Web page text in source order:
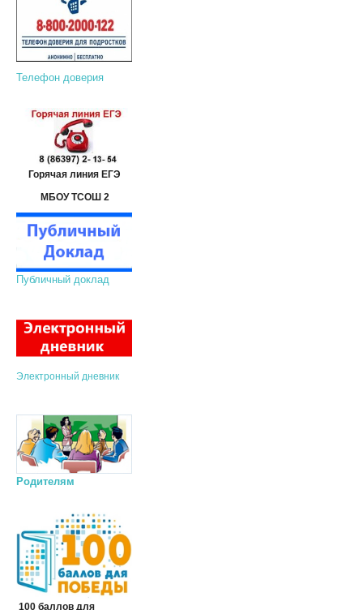
Телефон доверия
Горячая линия ЕГЭ
МБОУ ТСОШ 2
Публичный доклад
Электронный дневник
Родителям
100 баллов для